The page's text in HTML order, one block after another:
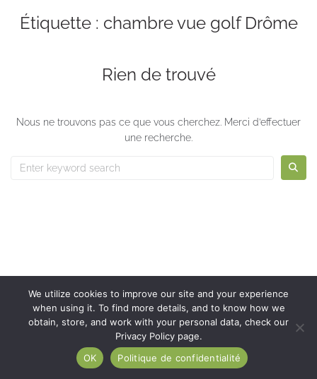
Étiquette : chambre vue golf Drôme
Rien de trouvé
Nous ne trouvons pas ce que vous cherchez. Merci d’effectuer
une recherche.
We utilize cookies to improve our site and your experience
when using it. To find more details, and to know how we
obtain, store, and work with your personal data, check our
Privacy Policy page.
OK
Politique de confidentialité